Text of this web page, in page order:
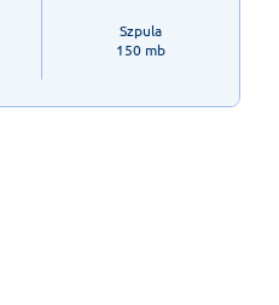
Szpula
150 mb